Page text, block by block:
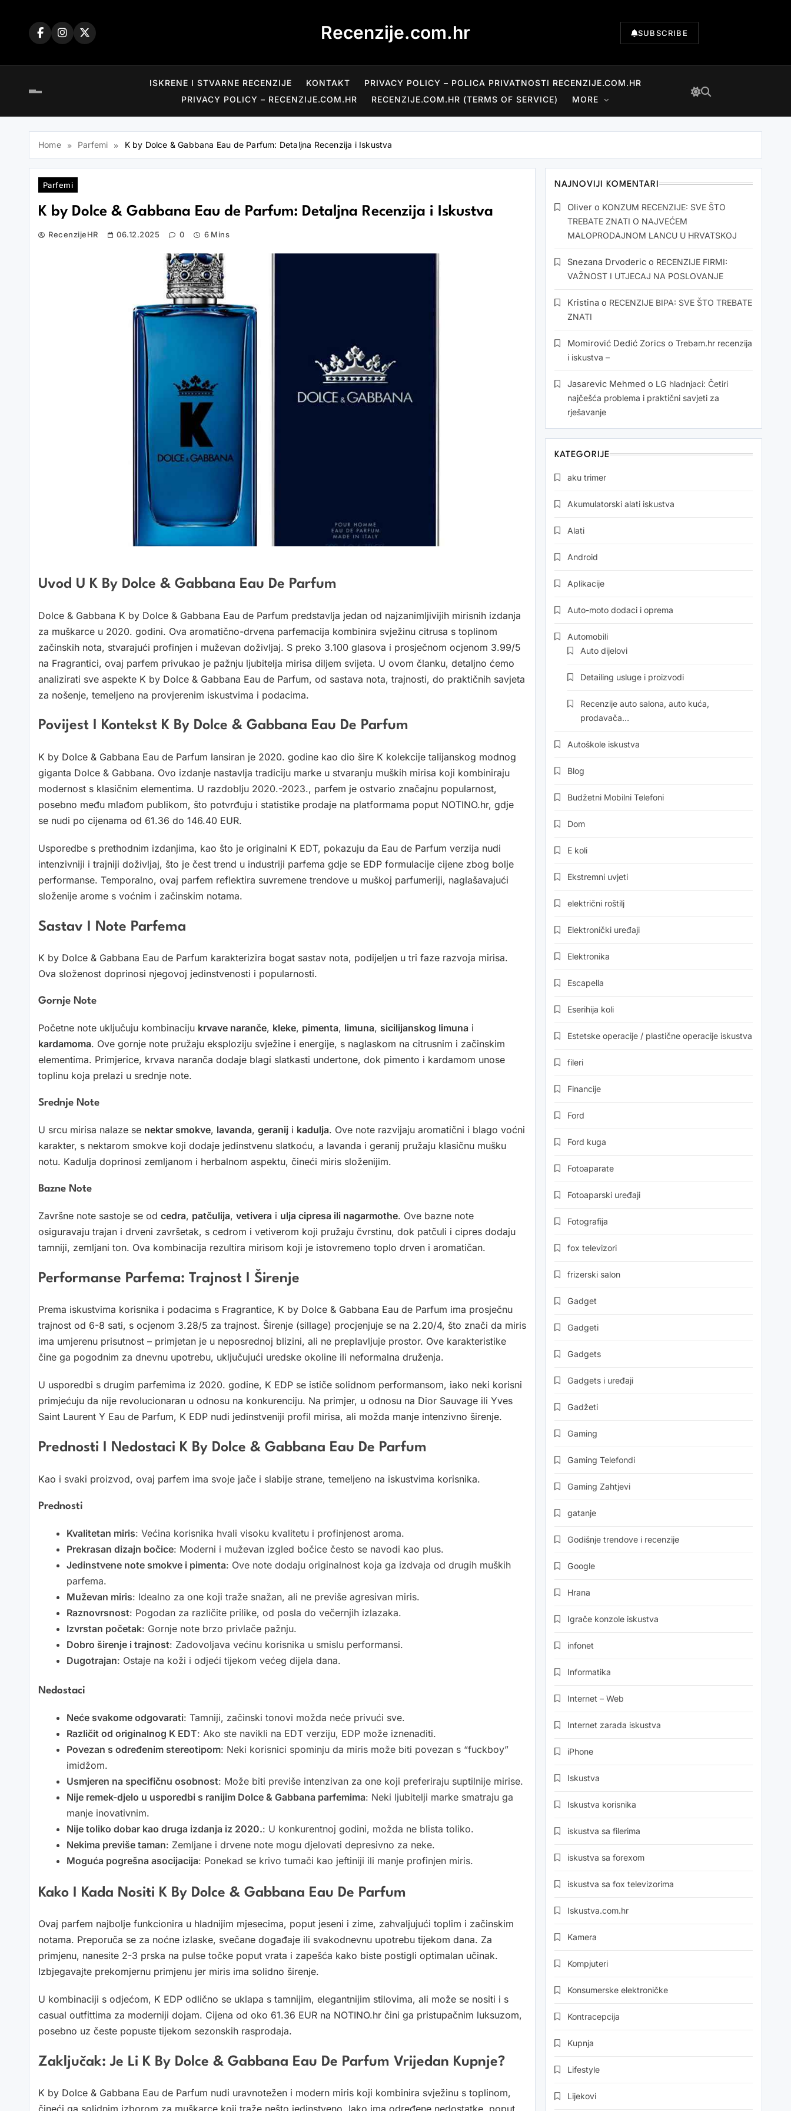
Recenzije.com.hr SUBSCRIBE
ISKRENE I STVARNE RECENZIJE KONTAKT
PRIVACY POLICY – POLICA PRIVATNOSTI RECENZIJE.COM.HR
PRIVACY POLICY – RECENZIJE.COM.HR
RECENZIJE.COM.HR (TERMS OF SERVICE) MORE
Home Parfemi K by Dolce & Gabbana Eau de Parfum: Detaljna Recenzija i Iskustva
Parfemi
K by Dolce & Gabbana Eau de Parfum: Detaljna Recenzija i Iskustva
RecenzijeHR 06.12.2025 0 6 Mins
Uvod U K By Dolce & Gabbana Eau De Parfum
Dolce & Gabbana K by Dolce & Gabbana Eau de Parfum predstavlja jedan od najzanimljivijih mirisnih izdanja
za muškarce u 2020. godini. Ova aromatično-drvena parfemacija kombinira svježinu citrusa s toplinom
začinskih nota, stvarajući profinjen i muževan doživljaj. S preko 3.100 glasova i prosječnom ocjenom 3.99/5
na Fragrantici, ovaj parfem privukao je pažnju ljubitelja mirisa diljem svijeta. U ovom članku, detaljno ćemo
analizirati sve aspekte K by Dolce & Gabbana Eau de Parfum, od sastava nota, trajnosti, do praktičnih savjeta
za nošenje, temeljeno na provjerenim iskustvima i podacima.
Povijest I Kontekst K By Dolce & Gabbana Eau De Parfum
K by Dolce & Gabbana Eau de Parfum lansiran je 2020. godine kao dio šire K kolekcije talijanskog modnog
giganta Dolce & Gabbana. Ovo izdanje nastavlja tradiciju marke u stvaranju muških mirisa koji kombiniraju
modernost s klasičnim elementima. U razdoblju 2020.-2023., parfem je ostvario značajnu popularnost,
posebno među mlađom publikom, što potvrđuju i statistike prodaje na platformama poput NOTINO.hr, gdje
se nudi po cijenama od 61.36 do 146.40 EUR.
Usporedbe s prethodnim izdanjima, kao što je originalni K EDT, pokazuju da Eau de Parfum verzija nudi
intenzivniji i trajniji doživljaj, što je čest trend u industriji parfema gdje se EDP formulacije cijene zbog bolje
performanse. Temporalno, ovaj parfem reflektira suvremene trendove u muškoj parfumeriji, naglašavajući
složenije arome s voćnim i začinskim notama.
Sastav I Note Parfema
K by Dolce & Gabbana Eau de Parfum karakterizira bogat sastav nota, podijeljen u tri faze razvoja mirisa.
Ova složenost doprinosi njegovoj jedinstvenosti i popularnosti.
Gornje Note
Početne note uključuju kombinaciju krvave naranče, kleke, pimenta, limuna, sicilijanskog limuna i
kardamoma. Ove gornje note pružaju eksploziju svježine i energije, s naglaskom na citrusnim i začinskim
elementima. Primjerice, krvava naranča dodaje blagi slatkasti undertone, dok pimento i kardamom unose
toplinu koja prelazi u srednje note.
Srednje Note
U srcu mirisa nalaze se nektar smokve, lavanda, geranij i kadulja. Ove note razvijaju aromatični i blago voćni
karakter, s nektarom smokve koji dodaje jedinstvenu slatkoću, a lavanda i geranij pružaju klasičnu mušku
notu. Kadulja doprinosi zemljanom i herbalnom aspektu, čineći miris složenijim.
Bazne Note
Završne note sastoje se od cedra, patčulija, vetivera i ulja cipresa ili nagarmothe. Ove bazne note
osiguravaju trajan i drveni završetak, s cedrom i vetiverom koji pružaju čvrstinu, dok patčuli i cipres dodaju
tamniji, zemljani ton. Ova kombinacija rezultira mirisom koji je istovremeno toplo drven i aromatičan.
Performanse Parfema: Trajnost I Širenje
Prema iskustvima korisnika i podacima s Fragrantice, K by Dolce & Gabbana Eau de Parfum ima prosječnu
trajnost od 6-8 sati, s ocjenom 3.28/5 za trajnost. Širenje (sillage) procjenjuje se na 2.20/4, što znači da miris
ima umjerenu prisutnost – primjetan je u neposrednoj blizini, ali ne preplavljuje prostor. Ove karakteristike
čine ga pogodnim za dnevnu upotrebu, uključujući uredske okoline ili neformalna druženja.
U usporedbi s drugim parfemima iz 2020. godine, K EDP se ističe solidnom performansom, iako neki korisni
primjećuju da nije revolucionaran u odnosu na konkurenciju. Na primjer, u odnosu na Dior Sauvage ili Yves
Saint Laurent Y Eau de Parfum, K EDP nudi jedinstveniji profil mirisa, ali možda manje intenzivno širenje.
Prednosti I Nedostaci K By Dolce & Gabbana Eau De Parfum
Kao i svaki proizvod, ovaj parfem ima svoje jače i slabije strane, temeljeno na iskustvima korisnika.
Prednosti
Kvalitetan miris: Većina korisnika hvali visoku kvalitetu i profinjenost aroma.
Prekrasan dizajn bočice: Moderni i muževan izgled bočice često se navodi kao plus.
Jedinstvene note smokve i pimenta: Ove note dodaju originalnost koja ga izdvaja od drugih muških
parfema.
Muževan miris: Idealno za one koji traže snažan, ali ne previše agresivan miris.
Raznovrsnost: Pogodan za različite prilike, od posla do večernjih izlazaka.
Izvrstan početak: Gornje note brzo privlače pažnju.
Dobro širenje i trajnost: Zadovoljava većinu korisnika u smislu performansi.
Dugotrajan: Ostaje na koži i odjeći tijekom većeg dijela dana.
Nedostaci
Neće svakome odgovarati: Tamniji, začinski tonovi možda neće privući sve.
Različit od originalnog K EDT: Ako ste navikli na EDT verziju, EDP može iznenaditi.
Povezan s određenim stereotipom: Neki korisnici spominju da miris može biti povezan s “fuckboy”
imidžom.
Usmjeren na specifičnu osobnost: Može biti previše intenzivan za one koji preferiraju suptilnije mirise.
Nije remek-djelo u usporedbi s ranijim Dolce & Gabbana parfemima: Neki ljubitelji marke smatraju ga
manje inovativnim.
Nije toliko dobar kao druga izdanja iz 2020.: U konkurentnoj godini, možda ne blista toliko.
Nekima previše taman: Zemljane i drvene note mogu djelovati depresivno za neke.
Moguća pogrešna asocijacija: Ponekad se krivo tumači kao jeftiniji ili manje profinjen miris.
Kako I Kada Nositi K By Dolce & Gabbana Eau De Parfum
Ovaj parfem najbolje funkcionira u hladnijim mjesecima, poput jeseni i zime, zahvaljujući toplim i začinskim
notama. Preporuča se za noćne izlaske, svečane događaje ili svakodnevnu upotrebu tijekom dana. Za
primjenu, nanesite 2-3 prska na pulse točke poput vrata i zapešća kako biste postigli optimalan učinak.
Izbjegavajte prekomjernu primjenu jer miris ima solidno širenje.
U kombinaciji s odjećom, K EDP odlično se uklapa s tamnijim, elegantnijim stilovima, ali može se nositi i s
casual outfittima za moderniji dojam. Cijena od oko 61.36 EUR na NOTINO.hr čini ga pristupačnim luksuzom,
posebno uz česte popuste tijekom sezonskih rasprodaja.
Zaključak: Je Li K By Dolce & Gabbana Eau De Parfum Vrijedan Kupnje?
K by Dolce & Gabbana Eau de Parfum nudi uravnotežen i modern miris koji kombinira svježinu s toplinom,
NAJNOVIJI KOMENTARI
Oliver o KONZUM RECENZIJE: SVE ŠTO
TREBATE ZNATI O NAJVEĆEM
MALOPRODAJNOM LANCU U HRVATSKOJ
Snezana Drvoderic o RECENZIJE FIRMI:
VAŽNOST I UTJECAJ NA POSLOVANJE
Kristina o RECENZIJE BIPA: SVE ŠTO TREBATE
ZNATI
Momirović Dedić Zorics o Trebam.hr recenzija
i iskustva –
Jasarevic Mehmed o LG hladnjaci: Četiri
najčešća problema i praktični savjeti za
rješavanje
KATEGORIJE
aku trimer
Akumulatorski alati iskustva
Alati
Android
Aplikacije
Auto-moto dodaci i oprema
Automobili
Auto dijelovi
Detailing usluge i proizvodi
Recenzije auto salona, auto kuća,
prodavača…
Autoškole iskustva
Blog
Budžetni Mobilni Telefoni
Dom
E koli
Ekstremni uvjeti
električni roštilj
Elektronički uređaji
Elektronika
Escapella
Eserihija koli
Estetske operacije / plastične operacije iskustva
fileri
Financije
Ford
Ford kuga
Fotoaparate
Fotoaparski uređaji
Fotografija
fox televizori
frizerski salon
Gadget
Gadgeti
Gadgets
Gadgets i uređaji
Gadžeti
Gaming
Gaming Telefondi
Gaming Zahtjevi
gatanje
Godišnje trendove i recenzije
Google
Hrana
Igrače konzole iskustva
infonet
Informatika
Internet – Web
Internet zarada iskustva
iPhone
Iskustva
Iskustva korisnika
iskustva sa filerima
iskustva sa forexom
iskustva sa fox televizorima
Iskustva.com.hr
Kamera
Kompjuteri
Konsumerske elektroničke
Kontracepcija
Kupnja
Lifestyle
Lijekovi